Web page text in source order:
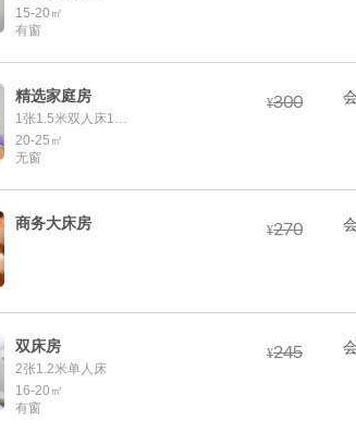
15-20㎡
有窗
精选家庭房
1张1.5米双人床1张1.2米单人床
20-25㎡
无窗
¥
商务大床房 ¥
双床房
2张1.2米单人床
16-20㎡
有窗
¥